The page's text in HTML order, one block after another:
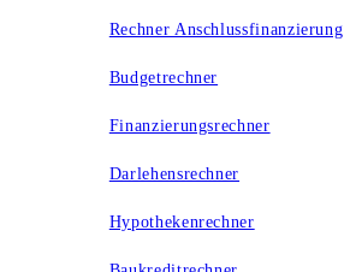
Rechner Anschlussfinanzierung
Budgetrechner
Finanzierungsrechner
Darlehensrechner
Hypothekenrechner